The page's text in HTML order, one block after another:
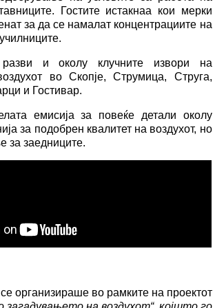
Гостите истакнаа кои мерки
за да се намалат концентрациите на
разви и околу клучните извори на
во Скопје, Струмица, Струга,
и Гостивар.
емисија за повеќе детали околу
за подобрен квалитет на воздухот, но
за заедниците.
организираше во рамките на проектот